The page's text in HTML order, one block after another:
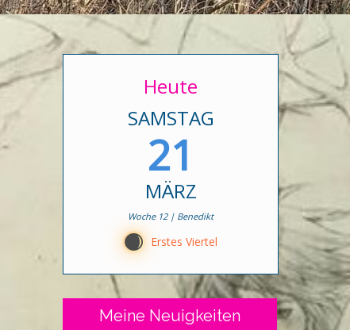
Heute
SAMSTAG
21
MÄRZ
Woche 12 | Benedikt
C Erstes Viertel
Meine Neuigkeiten